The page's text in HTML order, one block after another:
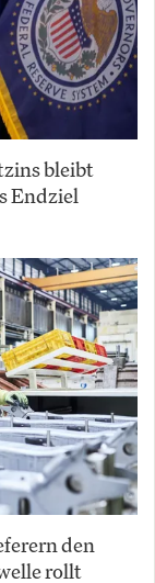
bleibt
Endziel
den
rollt